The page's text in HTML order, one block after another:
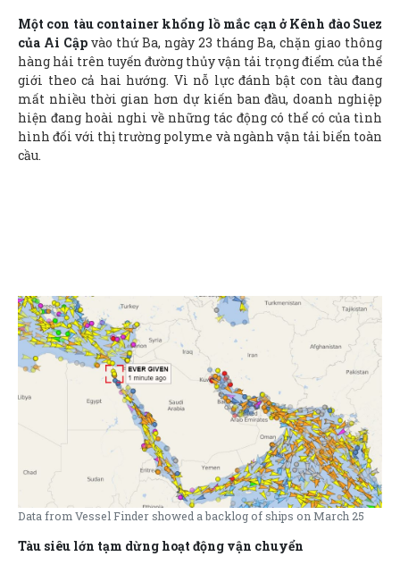
Một con tàu container khổng lồ mắc cạn ở Kênh đào Suez
của Ai Cập vào thứ Ba, ngày 23 tháng Ba, chặn giao thông
hàng hải trên tuyến đường thủy vận tải trọng điểm của thế
giới theo cả hai hướng. Vì nỗ lực đánh bật con tàu đang
mất nhiều thời gian hơn dự kiến ban đầu, doanh nghiệp
hiện đang hoài nghi về những tác động có thể có của tình
hình đối với thị trường polyme và ngành vận tải biển toàn
cầu.
Data from Vessel Finder showed a backlog of ships on March 25
Tàu siêu lớn tạm dừng hoạt động vận chuyển